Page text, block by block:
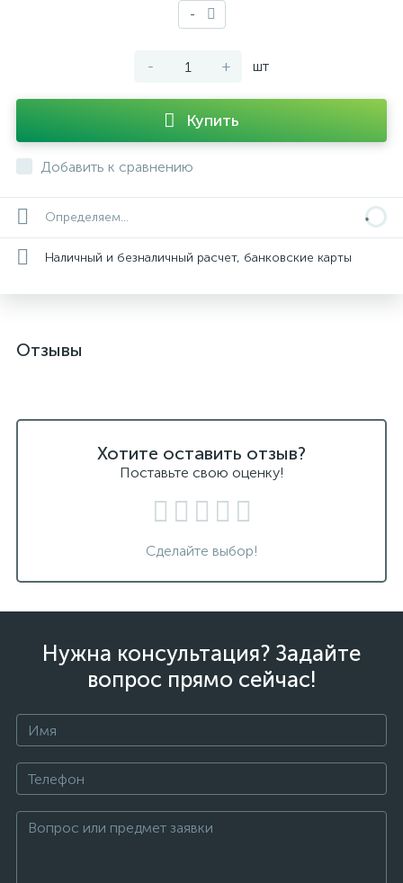
-
- + шт
Купить
Добавить к сравнению
Определяем...
Наличный и безналичный расчет, банковские карты
Отзывы
Хотите оставить отзыв?
Поставьте свою оценку!
Сделайте выбор!
Нужна консультация? Задайте
вопрос прямо сейчас!